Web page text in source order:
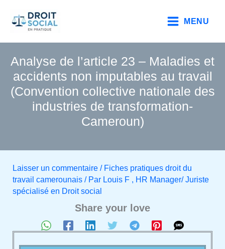
contenu
MENU
Analyse de l’article 23 – Maladies et
accidents non imputables au travail
(Convention collective nationale des
industries de transformation-
Cameroun)
Laisser un commentaire / Fiches pratiques droit du
travail camerounais/ Par Louis F , HR Manager/ Juriste
spécialisé en Droit social
Share your love